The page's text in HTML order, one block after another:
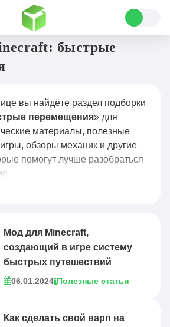
быстрые перемещения
быстрые
вы найдёте раздел подборки
перемещения» для
материалы, полезные
обзоры механик и другие
помогут лучше разобраться
Мод для Minecraft,
создающий в игре систему
быстрых путешествий
06.01.2024 Полезные статьи
Как сделать свой варп на